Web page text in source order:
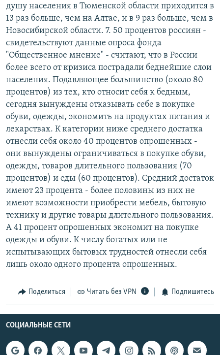
душу населения в Тюменской области приходится в
13 раз больше, чем на Алтае, и в 9 раз больше, чем в
Новосибирской области. 7. 50 процентов россиян -
свидетельствуют данные опроса фонда
"Общественное мнение" - считают, что в России
более всего от кризиса пострадали беднейшие слои
населения. Подавляющее большинство (около 80
процентов) из тех, кто относит себя к бедным,
сегодня вынуждены отказывать себе в покупке
обуви, одежды, экономить на продуктах питания и
лекарствах. К категории ниже среднего достатка
отнесли себя около 40 процентов опрошенных -
они вынуждены ограничиваться в покупке обуви,
одежды, товаров длительного пользования (70
процентов) и еды (60 процентов). Средний достаток
имеют 23 процента - более половины из них не
имеют возможности приобрести мебель, бытовую
технику и другие товары длительного пользования.
А 41 процент опрошенных экономит на покупке
одежды и обуви. К числу богатых или не
испытывающих бытовых трудностей отнесли себя
лишь около одного процента опрошенных.
Поделиться Читать без VPN Подпишитесь
СОЦИАЛЬНЫЕ СЕТИ